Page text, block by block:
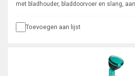
met bladhouder, bladdoorvoer en slang,
Toevoegen aan lijst